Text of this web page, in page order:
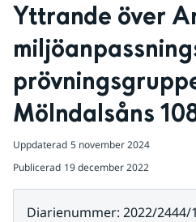
Yttrande över
Mölndalsåns
Uppdaterad 5 november 2024
Publicerad 19 december 2022
Diarienummer: 2022/2444/